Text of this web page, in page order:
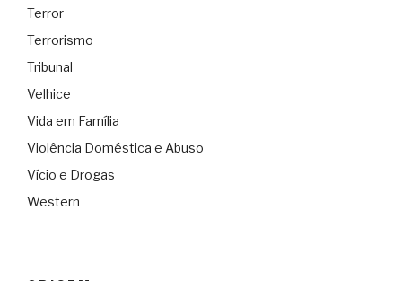
Terror
Terrorismo
Tribunal
Velhice
Vida em Família
Violência Doméstica e Abuso
Vício e Drogas
Western